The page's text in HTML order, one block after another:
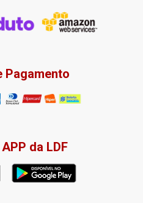
Pagamento
da LDF